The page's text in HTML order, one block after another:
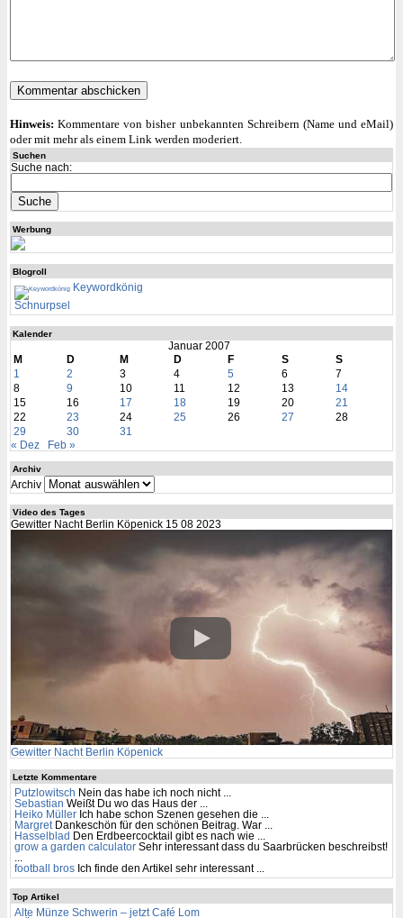
Hinweis: Kommentare von bisher unbekannten Schreibern (Name und eMail)
oder mit mehr als einem Link werden moderiert.
Suchen
Suche nach:
Werbung
Blogroll
Keywordkönig
Schnurpsel
Kalender
Januar 2007
M
D M D F S
S
1
2 3 4 5 6
7
8
9 10 11 12 13
14
15
16 17 18 19 20
21
22
23 24 25 26 27
28
29
30
31
« Dez
Feb »
Archiv
Archiv
Video des Tages
Gewitter Nacht Berlin Köpenick 15 08 2023
Gewitter Nacht Berlin Köpenick
Letzte Kommentare
Putzlowitsch Nein das habe ich noch nicht ...
Sebastian Weißt Du wo das Haus der ...
Heiko Müller Ich habe schon Szenen gesehen die ...
Margret Dankeschön für den schönen Beitrag. War ...
Hasselblad Den Erdbeercocktail gibt es nach wie ...
grow a garden calculator Sehr interessant dass du Saarbrücken beschreibst!
football bros Ich finde den Artikel sehr interessant ...
Top Artikel
Alte Münze Schwerin – jetzt Café Lom